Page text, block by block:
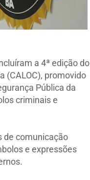
a 4ª edição do
(CALOC), promovido
Pública da
criminais e
de comunicação
e expressões